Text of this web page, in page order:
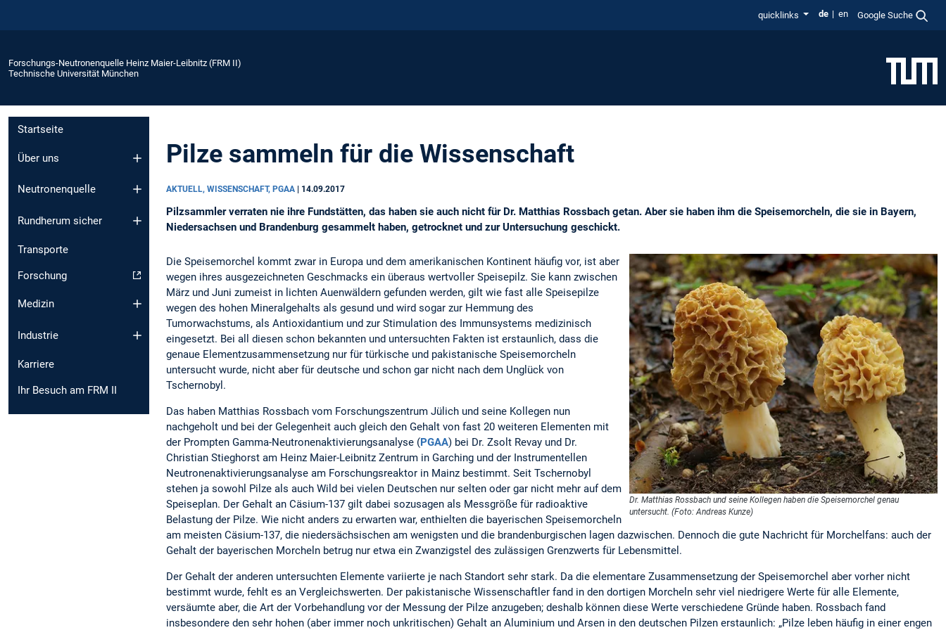
quicklinks de en Google Suche
Forschungs-Neutronenquelle Heinz Maier-Leibnitz (FRM II)
Technische Universität München
Startseite
Über uns
Neutronenquelle
Rundherum sicher
Transporte
Forschung
Medizin
Industrie
Karriere
Ihr Besuch am FRM II
Pilze sammeln für die Wissenschaft
AKTUELL, WISSENSCHAFT, PGAA | 14.09.2017
Pilzsammler verraten nie ihre Fundstätten, das haben sie auch nicht für Dr. Matthias Rossbach getan. Aber sie haben ihm die Speisemorcheln, die sie in Bayern,
Niedersachsen und Brandenburg gesammelt haben, getrocknet und zur Untersuchung geschickt.
Dr. Matthias Rossbach und seine Kollegen haben die Speisemorchel genau
untersucht. (Foto: Andreas Kunze)
Die Speisemorchel kommt zwar in Europa und dem amerikanischen Kontinent häufig vor, ist aber
wegen ihres ausgezeichneten Geschmacks ein überaus wertvoller Speisepilz. Sie kann zwischen
März und Juni zumeist in lichten Auenwäldern gefunden werden, gilt wie fast alle Speisepilze
wegen des hohen Mineralgehalts als gesund und wird sogar zur Hemmung des
Tumorwachstums, als Antioxidantium und zur Stimulation des Immunsystems medizinisch
eingesetzt. Bei all diesen schon bekannten und untersuchten Fakten ist erstaunlich, dass die
genaue Elementzusammensetzung nur für türkische und pakistanische Speisemorcheln
untersucht wurde, nicht aber für deutsche und schon gar nicht nach dem Unglück von
Tschernobyl.
Das haben Matthias Rossbach vom Forschungszentrum Jülich und seine Kollegen nun
nachgeholt und bei der Gelegenheit auch gleich den Gehalt von fast 20 weiteren Elementen mit
der Prompten Gamma-Neutronenaktivierungsanalyse (PGAA) bei Dr. Zsolt Revay und Dr.
Christian Stieghorst am Heinz Maier-Leibnitz Zentrum in Garching und der Instrumentellen
Neutronenaktivierungsanalyse am Forschungsreaktor in Mainz bestimmt. Seit Tschernobyl
stehen ja sowohl Pilze als auch Wild bei vielen Deutschen nur selten oder gar nicht mehr auf dem
Speiseplan. Der Gehalt an Cäsium-137 gilt dabei sozusagen als Messgröße für radioaktive
Belastung der Pilze. Wie nicht anders zu erwarten war, enthielten die bayerischen Speisemorcheln
am meisten Cäsium-137, die niedersächsischen am wenigsten und die brandenburgischen lagen dazwischen. Dennoch die gute Nachricht für Morchelfans: auch der
Gehalt der bayerischen Morcheln betrug nur etwa ein Zwanzigstel des zulässigen Grenzwerts für Lebensmittel.
Der Gehalt der anderen untersuchten Elemente variierte je nach Standort sehr stark. Da die elementare Zusammensetzung der Speisemorchel aber vorher nicht
bestimmt wurde, fehlt es an Vergleichswerten. Der pakistanische Wissenschaftler fand in den dortigen Morcheln sehr viel niedrigere Werte für alle Elemente,
versäumte aber, die Art der Vorbehandlung vor der Messung der Pilze anzugeben; deshalb können diese Werte verschiedene Gründe haben. Rossbach fand
insbesondere den sehr hohen (aber immer noch unkritischen) Gehalt an Aluminium und Arsen in den deutschen Pilzen erstaunlich: „Pilze leben häufig in einer engen